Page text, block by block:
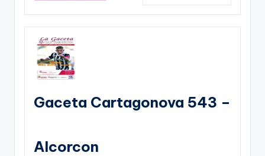
Gaceta Cartagonova 543 –
Alcorcon